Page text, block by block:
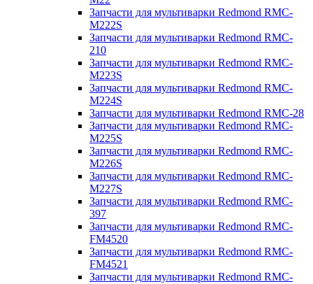
Запчасти для мультиварки Redmond RMC-
M222S
Запчасти для мультиварки Redmond RMC-
210
Запчасти для мультиварки Redmond RMC-
M223S
Запчасти для мультиварки Redmond RMC-
M224S
Запчасти для мультиварки Redmond RMC-28
Запчасти для мультиварки Redmond RMC-
M225S
Запчасти для мультиварки Redmond RMC-
M226S
Запчасти для мультиварки Redmond RMC-
M227S
Запчасти для мультиварки Redmond RMC-
397
Запчасти для мультиварки Redmond RMC-
FM4520
Запчасти для мультиварки Redmond RMC-
FM4521
Запчасти для мультиварки Redmond RMC-